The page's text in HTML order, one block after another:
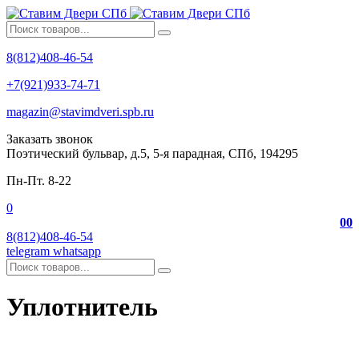
8(812)408-46-54
+7(921)933-74-71
magazin@stavimdveri.spb.ru
Заказать звонок
Поэтический бульвар, д.5, 5-я парадная, СПб, 194295
Пн-Пт. 8-22
0
00
8(812)408-46-54
telegram whatsapp
Уплотнитель